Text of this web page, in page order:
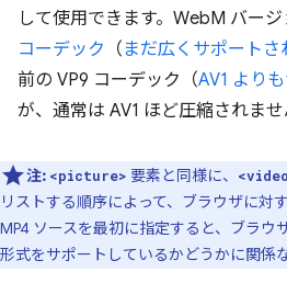
して使用できます。WebM バー
コーデック （ まだ広くサポートさ
前の VP9 コーデック（AV1 より
が、通常は AV1 ほど圧縮されませ
注: <picture> 要素と同様に、
リストする順序によって、ブラウザに対
MP4 ソースを最初に指定すると、ブラウ
形式をサポートしているかどうかに関係